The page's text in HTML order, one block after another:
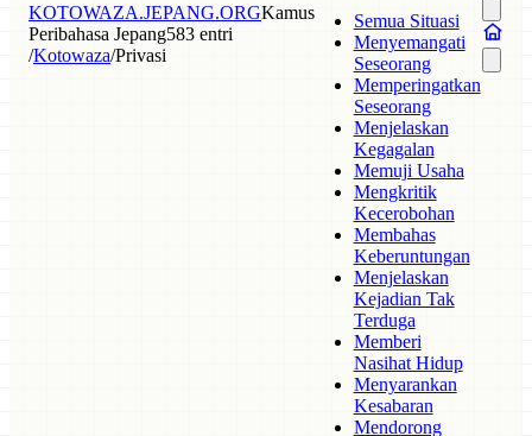
KOTOWAZA.JEPANG.ORGKamus
Peribahasa Jepang583 entri
/Kotowaza/Privasi
Semua Situasi
Menyemangati
Seseorang
Memperingatkan
Seseorang
Menjelaskan
Kegagalan
Memuji Usaha
Mengkritik
Kecerobohan
Membahas
Keberuntungan
Menjelaskan
Kejadian Tak
Terduga
Memberi
Nasihat Hidup
Menyarankan
Kesabaran
Mendorong